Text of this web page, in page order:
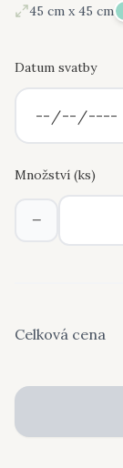
45 cm x 45 cm
Datum svatby
Množství (ks)
−
Celková cena